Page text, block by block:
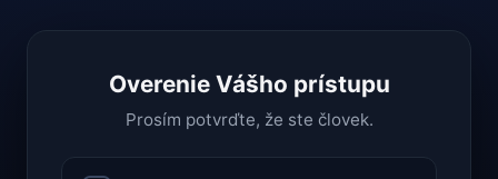
Overenie Vášho prístupu
Prosím potvrďte, že ste človek.